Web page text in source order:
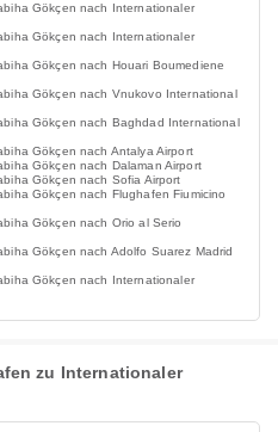
Gökçen nach Internationaler
Gökçen nach Internationaler
Gökçen nach Houari Boumediene
Gökçen nach Vnukovo International
Gökçen nach Baghdad International
Gökçen nach Antalya Airport
Gökçen nach Dalaman Airport
Gökçen nach Sofia Airport
Gökçen nach Flughafen Fiumicino
Gökçen nach Orio al Serio
Gökçen nach Adolfo Suarez Madrid
Gökçen nach Internationaler
zu Internationaler